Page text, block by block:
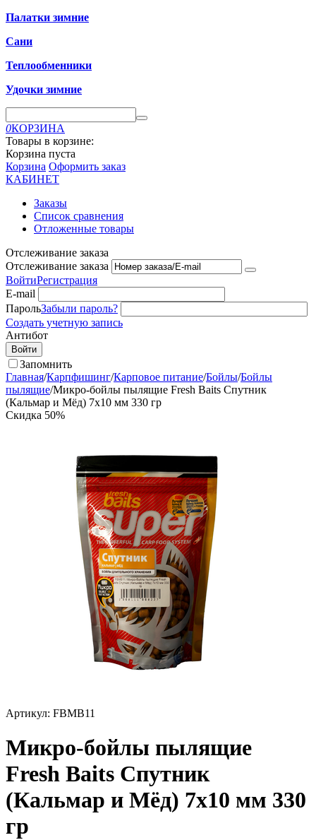
Палатки зимние
Сани
Теплообменники
Удочки зимние
0КОРЗИНА
Товары в корзине:
Корзина пуста
Корзина Оформить заказ
КАБИНЕТ
Заказы
Список сравнения
Отложенные товары
Отслеживание заказа
Отслеживание заказа
ВойтиРегистрация
E-mail
ПарольЗабыли пароль?
Создать учетную запись
Антибот
Войти
Запомнить
Главная/Карпфишинг/Карповое питание/Бойлы/Бойлы
пылящие/Микро-бойлы пылящие Fresh Baits Спутник
(Кальмар и Мёд) 7х10 мм 330 гр
Скидка 50%
Артикул: FBMB11
Микро-бойлы пылящие
Fresh Baits Спутник
(Кальмар и Мёд) 7х10 мм 330
гр